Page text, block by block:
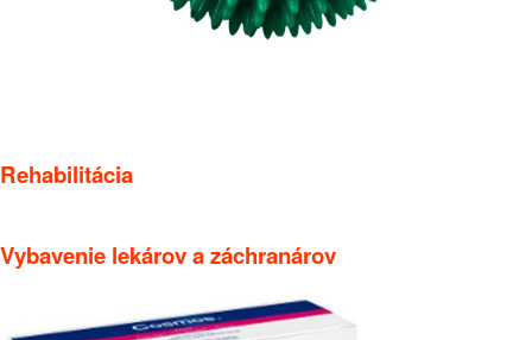
Rehabilitácia
Vybavenie lekárov a záchranárov